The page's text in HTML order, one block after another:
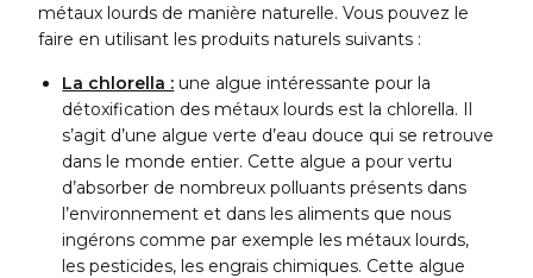
métaux lourds de manière naturelle. Vous pouvez le
faire en utilisant les produits naturels suivants :
La chlorella : une algue intéressante pour la
détoxification des métaux lourds est la chlorella. Il
s’agit d’une algue verte d’eau douce qui se retrouve
dans le monde entier. Cette algue a pour vertu
d’absorber de nombreux polluants présents dans
l’environnement et dans les aliments que nous
ingérons comme par exemple les métaux lourds,
les pesticides, les engrais chimiques. Cette algue